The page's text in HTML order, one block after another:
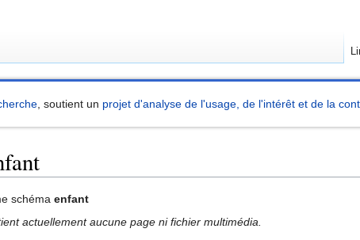
, soutient un projet d'analyse de l'usage, de l'intérêt et de la
schéma enfant
actuellement aucune page ni fichier multimédia.